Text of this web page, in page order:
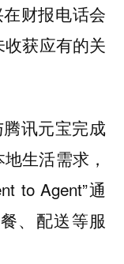
财报电话会
收获应有的关
讯元宝完成
生活需求，
to Agent”通
、配送等服